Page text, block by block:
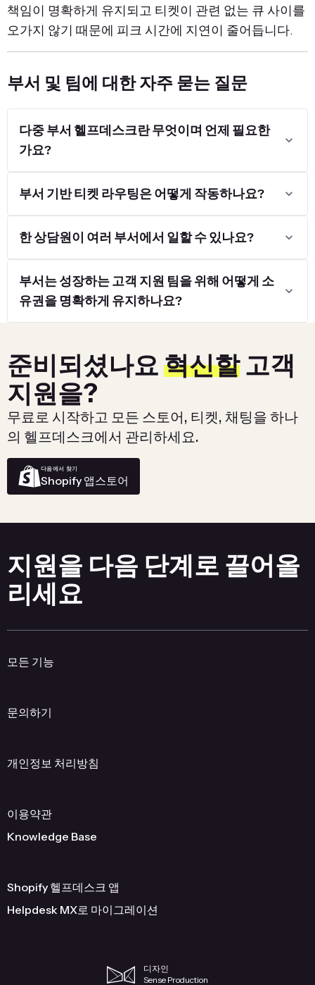
책임이 명확하게 유지되고 티켓이 관련 없는 큐 사이를
오가지 않기 때문에 피크 시간에 지연이 줄어듭니다.
부서 및 팀에 대한 자주 묻는 질문
다중 부서 헬프데스크란 무엇이며 언제 필요한
가요?
부서 기반 티켓 라우팅은 어떻게 작동하나요?
한 상담원이 여러 부서에서 일할 수 있나요?
부서는 성장하는 고객 지원 팀을 위해 어떻게 소
유권을 명확하게 유지하나요?
준비되셨나요혁신할고객
지원을?
무료로 시작하고 모든 스토어, 티켓, 채팅을 하나
의 헬프데스크에서 관리하세요.
다음에서 찾기
Shopify 앱스토어
지원을 다음 단계로 끌어올
리세요
모든 기능
문의하기
개인정보 처리방침
이용약관
Knowledge Base
Shopify 헬프데스크 앱
Helpdesk MX로 마이그레이션
디자인
Sense Production